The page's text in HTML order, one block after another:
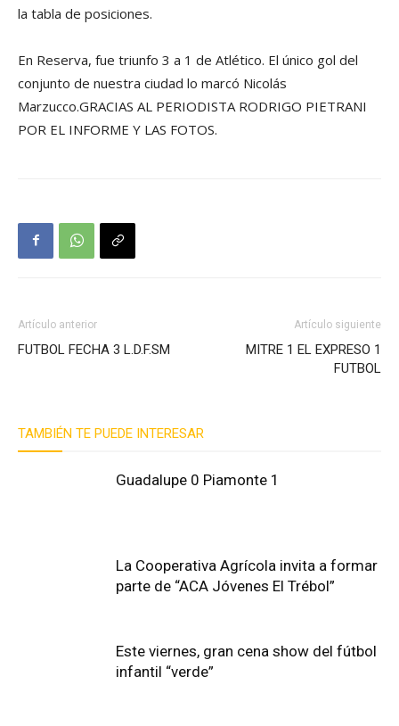
la tabla de posiciones.
En Reserva, fue triunfo 3 a 1 de Atlético. El único gol del
conjunto de nuestra ciudad lo marcó Nicolás
Marzucco.GRACIAS AL PERIODISTA RODRIGO PIETRANI
POR EL INFORME Y LAS FOTOS.
Artículo anterior
FUTBOL FECHA 3 L.D.F.SM
Artículo siguiente
MITRE 1 EL EXPRESO 1
FUTBOL
TAMBIÉN TE PUEDE INTERESAR
Guadalupe 0 Piamonte 1
La Cooperativa Agrícola invita a formar
parte de “ACA Jóvenes El Trébol”
Este viernes, gran cena show del fútbol
infantil “verde”